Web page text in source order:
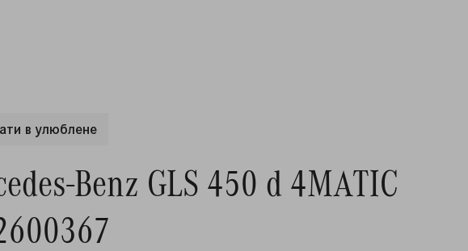
в улюблене
Benz GLS 450 d 4MATIC